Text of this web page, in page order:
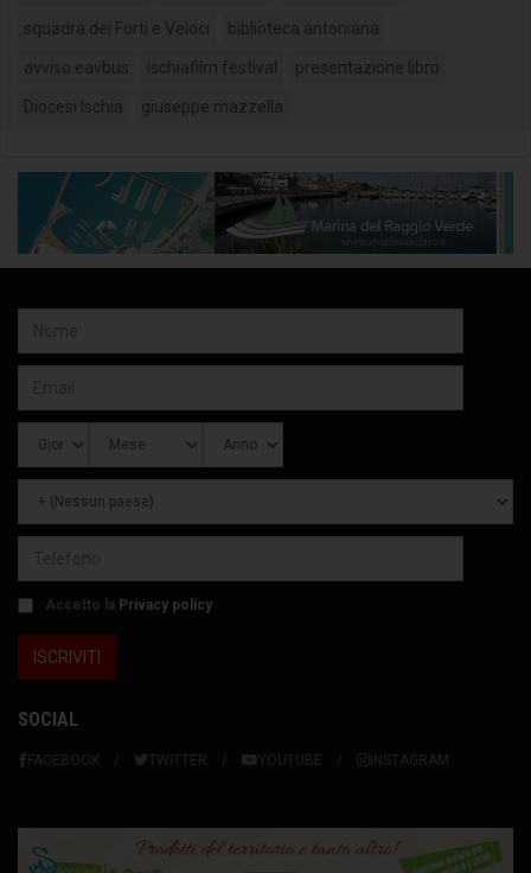
squadra dei Forti e Veloci biblioteca antoniana
avviso eavbus ischiafilm festival presentazione libro
Diocesi Ischia giuseppe mazzella
Accetto la Privacy policy
SOCIAL
FACEBOOK TWITTER YOUTUBE INSTAGRAM